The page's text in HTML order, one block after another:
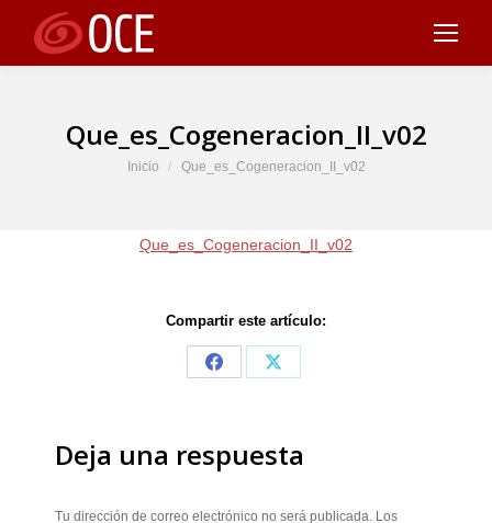
Que_es_Cogeneracion_II_v02
Estás aquí:
Inicio Que_es_Cogeneracion_II_v02
Que_es_Cogeneracion_II_v02
Compartir este artículo:
Share
Share
Deja una respuesta
Tu dirección de correo electrónico no será publicada. Los